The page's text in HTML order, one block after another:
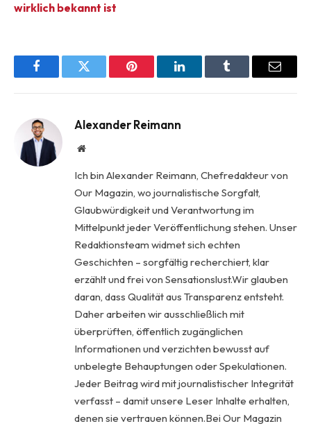
wirklich bekannt ist
FacebookTwitter Pinterest LinkedInTumblr Email
Alexander Reimann
Website
Ich bin Alexander Reimann, Chefredakteur von
Our Magazin, wo journalistische Sorgfalt,
Glaubwürdigkeit und Verantwortung im
Mittelpunkt jeder Veröffentlichung stehen. Unser
Redaktionsteam widmet sich echten
Geschichten – sorgfältig recherchiert, klar
erzählt und frei von Sensationslust.Wir glauben
daran, dass Qualität aus Transparenz entsteht.
Daher arbeiten wir ausschließlich mit
überprüften, öffentlich zugänglichen
Informationen und verzichten bewusst auf
unbelegte Behauptungen oder Spekulationen.
Jeder Beitrag wird mit journalistischer Integrität
verfasst – damit unsere Leser Inhalte erhalten,
denen sie vertrauen können.Bei Our Magazin